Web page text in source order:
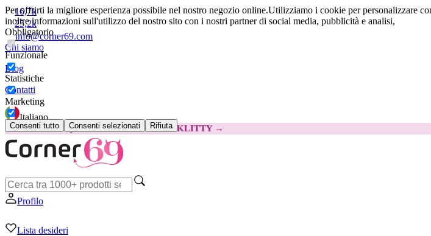
Per offrirti la migliore esperienza possibile nel nostro negozio online.Utilizziamo i cookie per personalizzare
inoltre informazioni sull'utilizzo del nostro sito con i nostri partner di social media, pubblicità e analisi,
Obbligatorio
Funzionale
Statistiche
Marketing
Consenti tutto Consenti selezionati Rifiuta
16,7k
25,2k
info@corner69.com
Chi siamo
Blog
Contatti
Italiano
😽Svakom Klitty: 15 € IN MENO Codice: KLITTY →
Profilo
Lista desideri